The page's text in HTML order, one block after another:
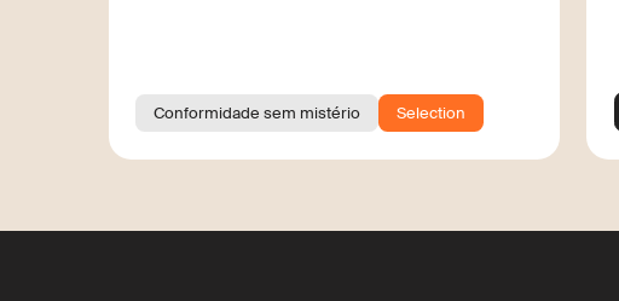
Conformidade sem mistério Selection